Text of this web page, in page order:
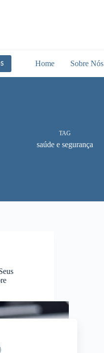
Home Sobre Nós
TAG
saúde e segurança